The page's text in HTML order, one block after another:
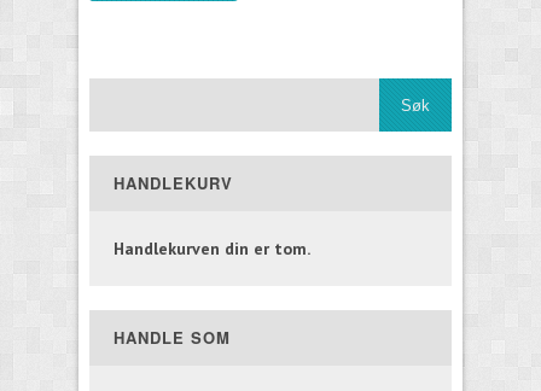
HANDLEKURV
Handlekurven din er tom.
HANDLE SOM